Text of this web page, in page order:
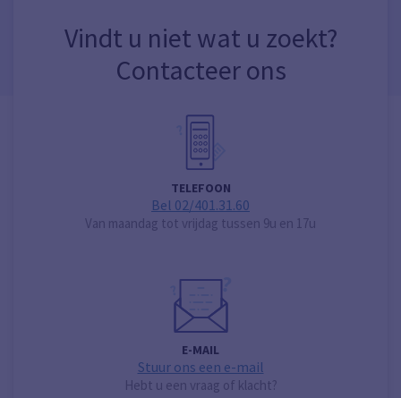
Vindt u niet wat u zoekt?
Contacteer ons
TELEFOON
Bel 02/401.31.60
Van maandag tot vrijdag tussen 9u en 17u
E-MAIL
Stuur ons een e-mail
Hebt u een vraag of klacht?